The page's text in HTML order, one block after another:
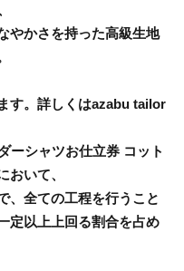
やかさを持った高級生地
す。詳しくはazabu tailor
ーシャツお仕立券 コット
いて、
、全ての工程を行うこと
定以上上回る割合を占め